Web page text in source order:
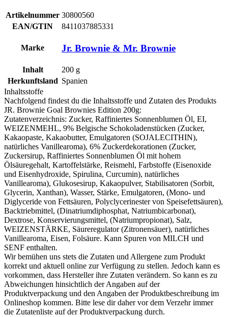
Artikelnummer 30800560
EAN/GTIN
8411037885331
Marke Jr. Brownie & Mr. Brownie
Inhalt 200 g
Herkunftsland Spanien
Inhaltsstoffe
Nachfolgend findest du die Inhaltsstoffe und Zutaten des Produkts
JR. Brownie Goal Brownies Edition 200g:
Zutatenverzeichnis: Zucker, Raffiniertes Sonnenblumen Öl, EI,
WEIZENMEHL, 9% Belgische Schokoladenstücken (Zucker,
Kakaopaste, Kakaobutter, Emulgatoren (SOJALECITHIN),
natürliches Vanillearoma), 6% Zuckerdekorationen (Zucker,
Zuckersirup, Raffiniertes Sonnenblumen Öl mit hohem
Ölsäuregehalt, Kartoffelstärke, Reismehl, Farbstoffe (Eisenoxide
und Eisenhydroxide, Spirulina, Curcumin), natürliches
Vanillearoma), Glukosesirup, Kakaopulver, Stabilisatoren (Sorbit,
Glycerin, Xanthan), Wasser, Stärke, Emulgatoren, (Mono- und
Diglyceride von Fettsäuren, Polyclycerinester von Speisefettsäuren),
Backtriebmittel, (Dinatriumdiphosphat, Natriumbicarbonat),
Dextrose, Konservierungsmittel, (Natriumpropionat), Salz,
WEIZENSTÄRKE, Säureregulator (Zitronensäuer), natürliches
Vanillearoma, Eisen, Folsäure. Kann Spuren von MILCH und
SENF enthalten.
Wir bemühen uns stets die Zutaten und Allergene zum Produkt
korrekt und aktuell online zur Verfügung zu stellen. Jedoch kann es
vorkommen, dass Hersteller ihre Zutaten verändern. So kann es zu
Abweichungen hinsichtlich der Angaben auf der
Produktverpackung und den Angaben der Produktbeschreibung im
Onlineshop kommen. Bitte lese dir daher vor dem Verzehr immer
die Zutatenliste auf der Produktverpackung durch.